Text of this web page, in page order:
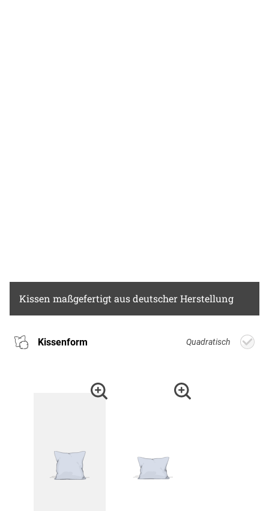
Kissen maßgefertigt aus deutscher Herstellung
Kissenform Quadratisch